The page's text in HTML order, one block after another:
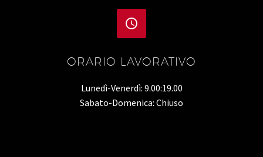


ORARIO LAVORATIVO
Lunedì-Venerdì: 9.00:19.00
Sabato-Domenica: Chiuso